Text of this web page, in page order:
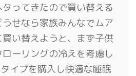
タってきたので買い替える
せなら家族みんなでムア
買い替えようと、まず子供
ーリングの冷えを考慮し
イプを購入し快適な睡眠